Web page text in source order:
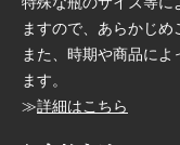
ますので、あらかじめ
また、時期や商品に
ます。
≫詳細はこちら